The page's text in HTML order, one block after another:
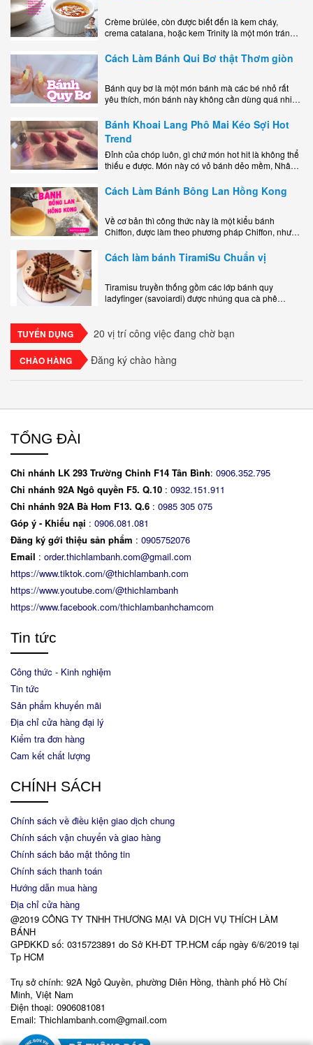
Crème brûlée, còn được biết đến là kem cháy,
crema catalana, hoặc kem Trinity là một món tráng
lớp..
Cách Làm Bánh Qui Bơ thật Thơm giòn
Bánh quy bơ là một món bánh mà các bé nhỏ rất
yêu thích, món bánh này không cần dùng quá nhiều
Bánh Khoai Lang Phô Mai Kéo Sợi Hot
Trend
Đỉnh của chóp luôn, gì chứ món hot hit là không thể
thiếu e được. Món này có vỏ bánh dẻo mềm, Nhân
Cách Làm Bánh Bông Lan Hồng Kong
Về cơ bản thì công thức này là một kiểu bánh
Chiffon, được làm theo phương pháp Chiffon, nhưng
ngon, làm..
Cách làm bánh TiramiSu Chuẩn vị
Tiramisu truyền thống gồm các lớp bánh quy
ladyfinger (savoiardi) được nhúng qua cà phê
TUYỂN DỤNG 20 vị trí công việc đang chờ bạn
CHÀO HÀNG Đăng ký chào hàng
TỔNG ĐÀI
Chi nhánh LK 293 Trường Chinh F14 Tân Bình: 0906.352.795
Chi nhánh 92A Ngô quyền F5. Q.10 : 0932.151.911
Chi nhánh 92A Bà Hom F13. Q.6 : 0985 305 075
Góp ý - Khiếu nại : 0906.081.081
Đăng ký gới thiệu sản phẩm : 0905752076
Email : order.thichlambanh.com@gmail.com
https://www.tiktok.com/@thichlambanh.com
https://www.youtube.com/@thichlambanh
https://www.facebook.com/thichlambanhchamcom
Tin tức
Công thức - Kinh nghiệm
Tin tức
Sản phẩm khuyến mãi
Địa chỉ cửa hàng đại lý
Kiểm tra đơn hàng
Cam kết chất lượng
CHÍNH SÁCH
Chính sách về điều kiện giao dịch chung
Chính sách vận chuyển và giao hàng
Chính sách bảo mật thông tin
Chính sách thanh toán
Hướng dẫn mua hàng
Địa chỉ cửa hàng
@2019 CÔNG TY TNHH THƯƠNG MẠI VÀ DỊCH VỤ THÍCH LÀM
BÁNH
GPĐKKD số: 0315723891 do Sở KH-ĐT TP.HCM cấp ngày 6/6/2019 tại
Tp HCM
Trụ sở chính: 92A Ngô Quyền, phường Diên Hồng, thành phố Hồ Chí
Minh, Việt Nam
Điện thoại: 0906081081
Email: Thichlambanh.com@gmail.com